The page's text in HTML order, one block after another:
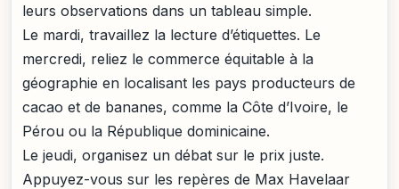
leurs observations dans un tableau simple.
Le mardi, travaillez la lecture d’étiquettes. Le
mercredi, reliez le commerce équitable à la
géographie en localisant les pays producteurs de
cacao et de bananes, comme la Côte d’Ivoire, le
Pérou ou la République dominicaine.
Le jeudi, organisez un débat sur le prix juste.
Appuyez-vous sur les repères de Max Havelaar